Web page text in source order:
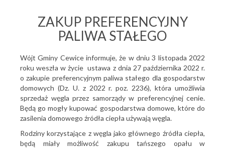
ZAKUP PREFERENCYJNY
PALIWA STAŁEGO
Wójt Gminy Cewice informuje, że w dniu 3 listopada 2022
roku weszła w życie ustawa z dnia 27 października 2022 r.
o zakupie preferencyjnym paliwa stałego dla gospodarstw
domowych (Dz. U. z 2022 r. poz. 2236), która umożliwia
sprzedaż węgla przez samorządy w preferencyjnej cenie.
Będą go mogły kupować gospodarstwa domowe, które do
zasilenia domowego źródła ciepła używają węgla.
Rodziny korzystające z węgla jako głównego źródła ciepła,
będą miały możliwość zakupu tańszego opału w